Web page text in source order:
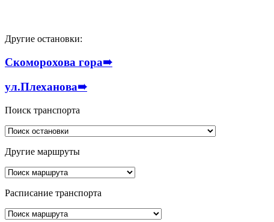
Другие остановки:
Скоморохова гора➠
ул.Плеханова➠
Поиск транспорта
Другие маршруты
Расписание транспорта